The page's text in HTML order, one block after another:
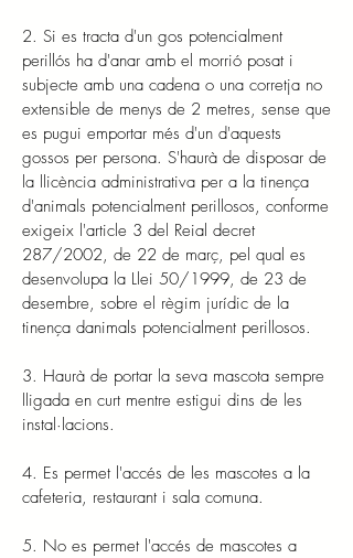
2. Si es tracta d'un gos potencialment
perillós ha d'anar amb el morrió posat i
subjecte amb una cadena o una corretja no
extensible de menys de 2 metres, sense que
es pugui emportar més d'un d'aquests
gossos per persona. S'haurà de disposar de
la llicència administrativa per a la tinença
d'animals potencialment perillosos, conforme
exigeix l'article 3 del Reial decret
287/2002, de 22 de març, pel qual es
desenvolupa la Llei 50/1999, de 23 de
desembre, sobre el règim jurídic de la
tinença danimals potencialment perillosos.
3. Haurà de portar la seva mascota sempre
lligada en curt mentre estigui dins de les
instal·lacions.
4. Es permet l'accés de les mascotes a la
cafeteria, restaurant i sala comuna.
5. No es permet l'accés de mascotes a